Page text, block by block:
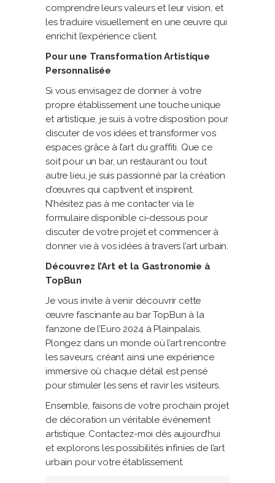
comprendre leurs valeurs et leur vision, et
les traduire visuellement en une œuvre qui
enrichit l’expérience client.
Pour une Transformation Artistique
Personnalisée
Si vous envisagez de donner à votre
propre établissement une touche unique
et artistique, je suis à votre disposition pour
discuter de vos idées et transformer vos
espaces grâce à l’art du graffiti. Que ce
soit pour un bar, un restaurant ou tout
autre lieu, je suis passionné par la création
d’œuvres qui captivent et inspirent.
N’hésitez pas à me contacter via le
formulaire disponible ci-dessous pour
discuter de votre projet et commencer à
donner vie à vos idées à travers l’art urbain.
Découvrez l’Art et la Gastronomie à
TopBun
Je vous invite à venir découvrir cette
œuvre fascinante au bar TopBun à la
fanzone de l’Euro 2024 à Plainpalais.
Plongez dans un monde où l’art rencontre
les saveurs, créant ainsi une expérience
immersive où chaque détail est pensé
pour stimuler les sens et ravir les visiteurs.
Ensemble, faisons de votre prochain projet
de décoration un véritable événement
artistique. Contactez-moi dès aujourd’hui
et explorons les possibilités infinies de l’art
urbain pour votre établissement.